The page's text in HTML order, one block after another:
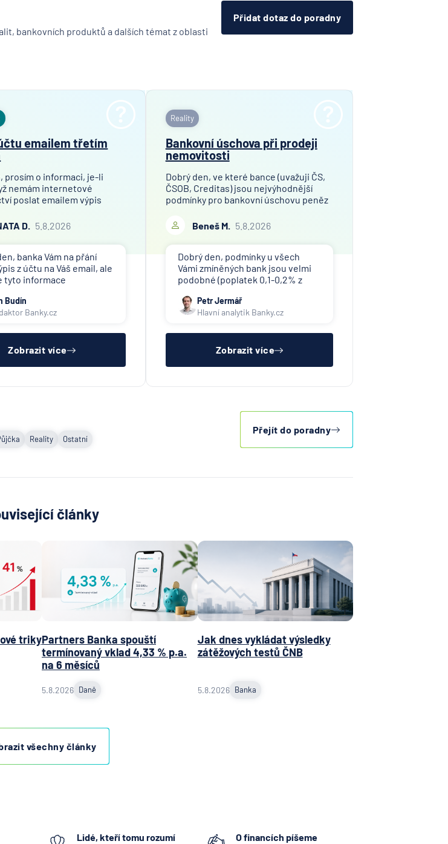
bankovních produktů a dalších témat z oblasti
Přidat dotaz do poradny
emailem třetím
prosím o informaci, je-li
nemám internetové
poslat emailem výpis
které toto požaduje za
bankovního účtu.
D. 5.8.2026
banka Vám na přání
z účtu na Váš email, ale
tyto informace
Případné přeposlání
výpisem jiným osobám či
Budín
Banky.cz
Zobrazit více
Reality
Bankovní úschova při prodeji
nemovitosti
Dobrý den, ve které bance (uvažuji ČS,
ČSOB, Creditas) jsou nejvýhodnější
podmínky pro bankovní úschovu peněz
Objem finanční hotovosti pro úschovu
je mezi 9,2 a 10,0 mil. Kč. Děkuji za
odpověď!
Beneš M. 5.8.2026
Dobrý den, podmínky u všech
Vámi zmíněných bank jsou velmi
podobné (poplatek 0,1-0,2% z
náš srovnávač jistotních účtů.
Banky tuto službu často nabízí jen
hypotéce a bývá komplikované
sladit všec
Petr Jermář
Hlavní analytik Banky.cz
Zobrazit více
Reality Ostatní
Přejít do poradny
články
trikyPartners Banka spouští
termínovaný vklad 4,33 % p.a.
na 6 měsíců
5.8.2026 Daně
Jak dnes vykládat výsledky
zátěžových testů ČNB
5.8.2026 Banka
všechny články
Lidé, kteří tomu rozumí O financích píšeme